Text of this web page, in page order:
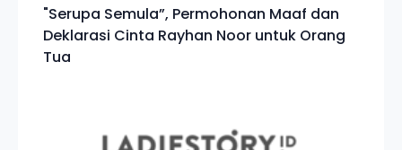
"Serupa Semula”, Permohonan Maaf dan
Deklarasi Cinta Rayhan Noor untuk Orang
Tua